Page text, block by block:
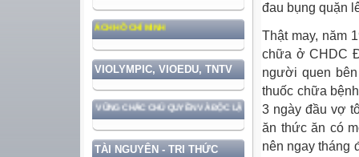
ĐỨC, PHONG CÁCH HỒ CHÍ MINH
VIOLYMPIC, VIOEDU, TNTV
VỚI BẢO VỆ VỮNG CHẮC CHỦ QUYỀN VÀ ĐỘC LẬP DÂN TỘC!
TÀI NGUYÊN - TRI THỨC
đau bụng quặn
Thật may, năm
chữa ở CHDC
người quen
thuốc chữa
3 ngày đầu vợ
ăn thức ăn có
nên ngay tháng